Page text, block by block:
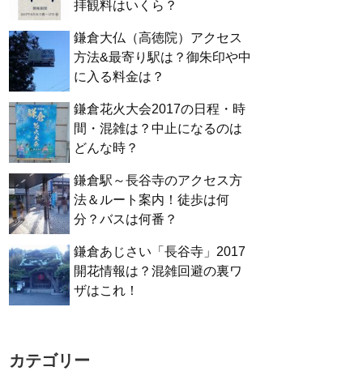
拝観料はいくら？
鎌倉大仏（高徳院）アクセス
方法&最寄り駅は？御朱印や中
に入る料金は？
鎌倉花火大会2017の日程・時
間・混雑は？中止になるのは
どんな時？
鎌倉駅～長谷寺のアクセス方
法＆ルート案内！徒歩は何
分？バスは何番？
鎌倉あじさい「長谷寺」2017
開花情報は？混雑回避の裏ワ
ザはこれ！
カテゴリー